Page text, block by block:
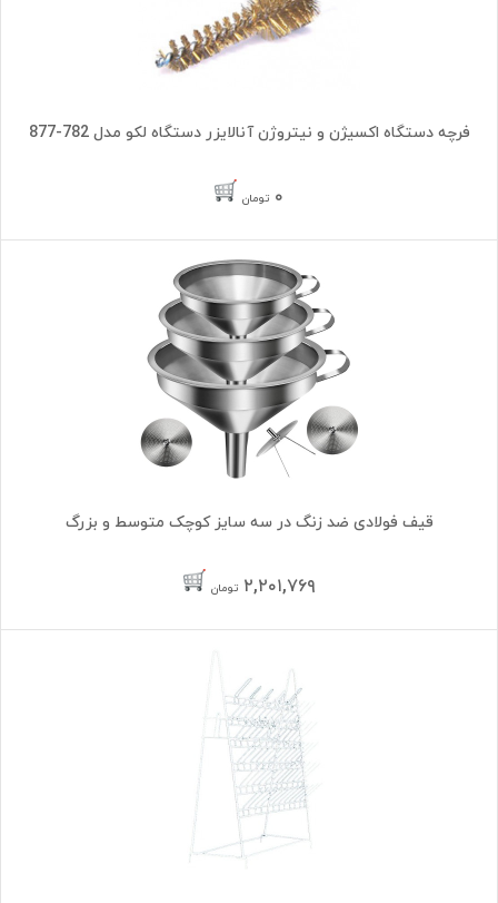
فرچه دستگاه اکسیژن و نیتروژن آنالایزر دستگاه لکو مدل 782-877
۰ تومان
قیف فولادی ضد زنگ در سه سایز کوچک متوسط و بزرگ
۲,۲۰۱,۷۶۹ تومان